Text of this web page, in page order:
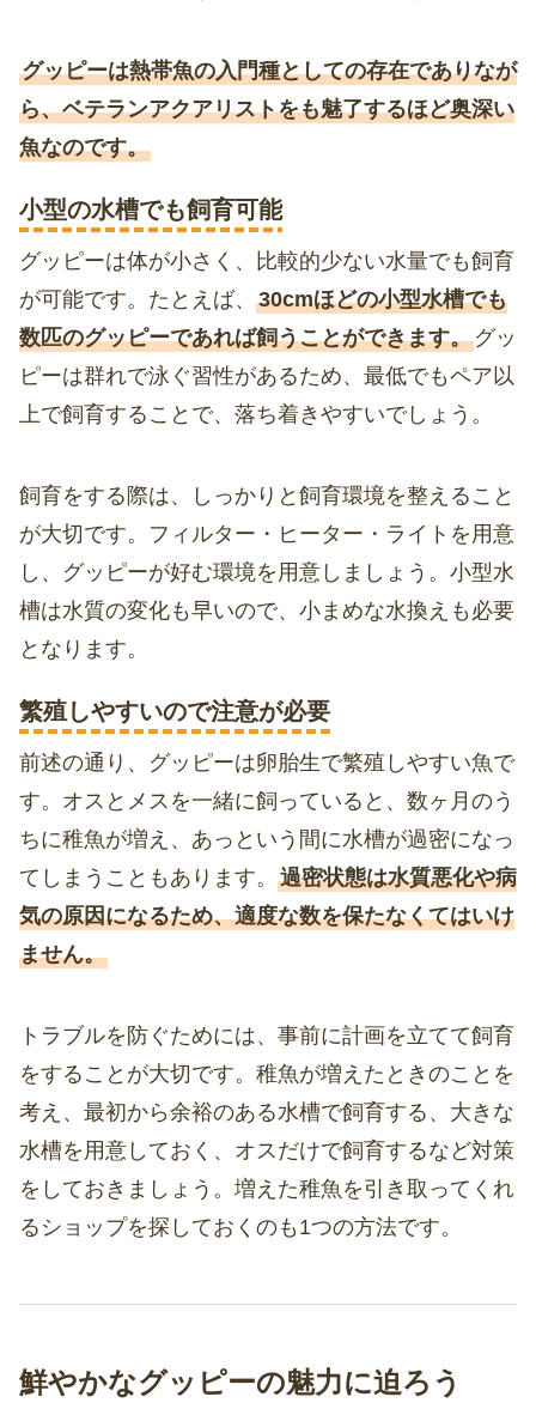
グッピーは熱帯魚の入門種としての存在でありなが
ら、ベテランアクアリストをも魅了するほど奥深い
魚なのです。
小型の水槽でも飼育可能
グッピーは体が小さく、比較的少ない水量でも飼育
が可能です。たとえば、 30cmほどの小型水槽でも
数匹のグッピーであれば飼うことができます。 グッ
ピーは群れで泳ぐ習性があるため、最低でもペア以
上で飼育することで、落ち着きやすいでしょう。
飼育をする際は、しっかりと飼育環境を整えること
が大切です。フィルター・ヒーター・ライトを用意
し、グッピーが好む環境を用意しましょう。小型水
槽は水質の変化も早いので、小まめな水換えも必要
となります。
繁殖しやすいので注意が必要
前述の通り、グッピーは卵胎生で繁殖しやすい魚で
す。オスとメスを一緒に飼っていると、数ヶ月のう
ちに稚魚が増え、あっという間に水槽が過密になっ
てしまうこともあります。 過密状態は水質悪化や病
気の原因になるため、適度な数を保たなくてはいけ
ません。
トラブルを防ぐためには、事前に計画を立てて飼育
をすることが大切です。稚魚が増えたときのことを
考え、最初から余裕のある水槽で飼育する、大きな
水槽を用意しておく、オスだけで飼育するなど対策
をしておきましょう。増えた稚魚を引き取ってくれ
るショップを探しておくのも1つの方法です。
鮮やかなグッピーの魅力に迫ろう